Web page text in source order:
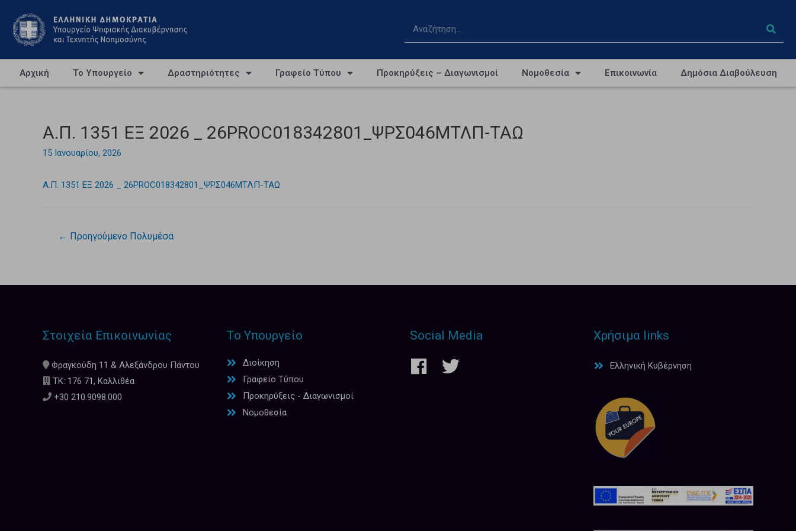
Αρχική Το Υπουργείο Δραστηριότητες Γραφείο Τύπου Προκηρύξεις – Διαγωνισμοί Νομοθεσία Επικοινωνία Δημόσια Διαβούλευση
Α.Π. 1351 ΕΞ 2026 _ 26PROC018342801_ΨΡΣ046ΜΤΛΠ-ΤΑΩ
15 Ιανουαρίου, 2026
Α.Π. 1351 ΕΞ 2026 _ 26PROC018342801_ΨΡΣ046ΜΤΛΠ-ΤΑΩ
← Προηγούμενο Πολυμέσα
Στοιχεία Επικοινωνίας
Φραγκούδη 11 & Αλεξάνδρου Πάντου
ΤΚ: 176 71, Καλλιθέα
+30 210.9098.000
Το Υπουργείο
Διοίκηση
Γραφείο Τύπου
Προκηρύξεις - Διαγωνισμοί
Νομοθεσία
Social Media Χρήσιμα links
Ελληνική Κυβέρνηση